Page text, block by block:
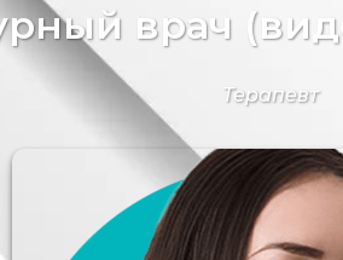
врач
Терапевт